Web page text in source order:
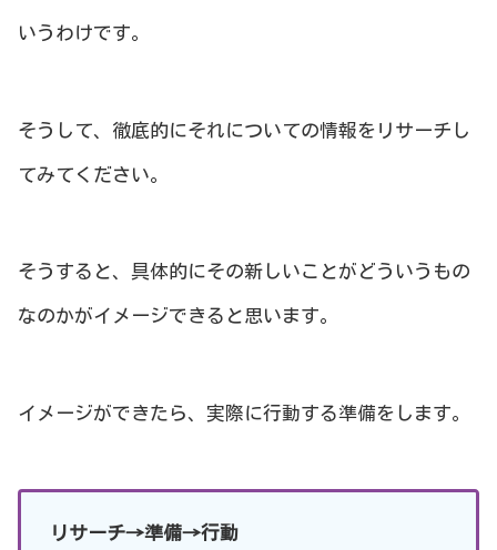
いうわけです。
そうして、徹底的にそれについての情報をリサーチし
てみてください。
そうすると、具体的にその新しいことがどういうもの
なのかがイメージできると思います。
イメージができたら、実際に行動する準備をします。
リサーチ→準備→行動